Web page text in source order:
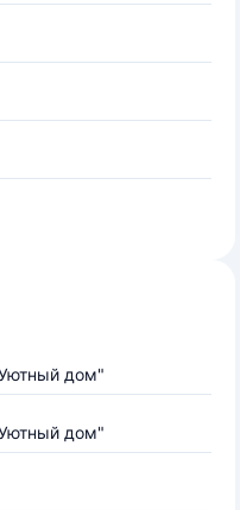
дом"
дом"